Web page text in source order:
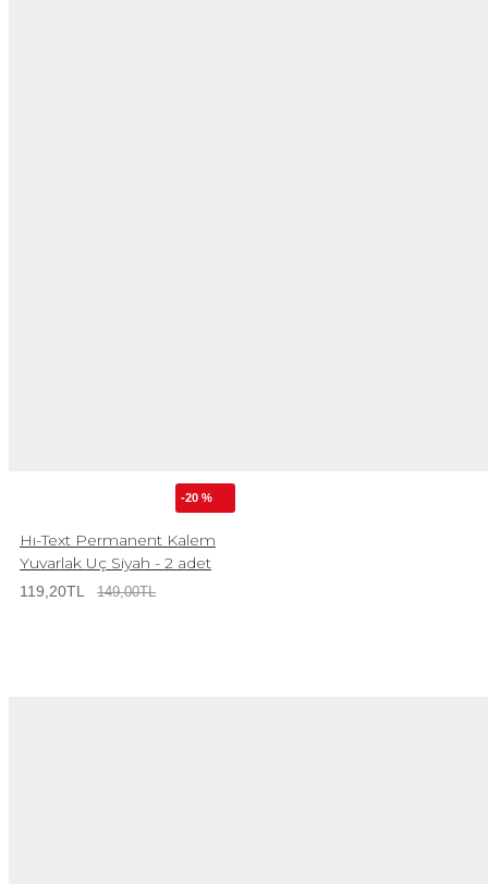
-20 %
Hı-Text Permanent Kalem
Yuvarlak Uç Siyah - 2 adet
119,20TL 149,00TL